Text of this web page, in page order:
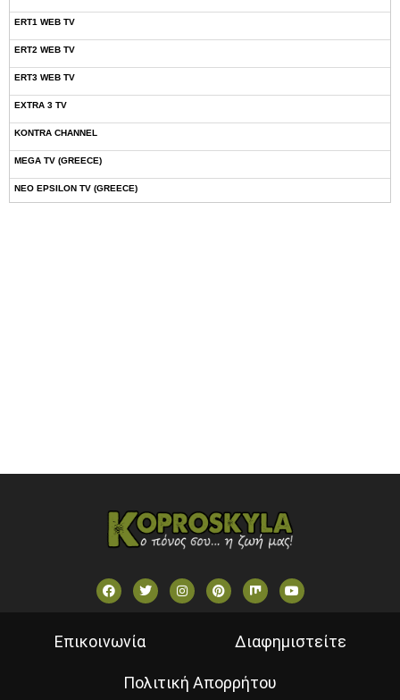
ERT1 WEB TV
ERT2 WEB TV
ERT3 WEB TV
EXTRA 3 TV
KONTRA CHANNEL
MEGA TV (GREECE)
NEO EPSILON TV (GREECE)
Επικοινωνία Διαφημιστείτε
Πολιτική Απορρήτου